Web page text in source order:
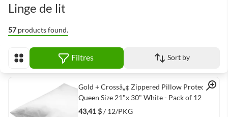
Linge de lit
57 products found.
Afficher en Filtres Sort by
Quick View
Gold + Crossâ„¢ Zippered Pillow Protector
Queen Size 21"x 30" White - Pack of 12
43,41 $/ 12/PKG